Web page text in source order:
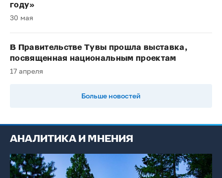
году»
30 мая
В Правительстве Тувы прошла выставка,
посвященная национальным проектам
17 апреля
Больше новостей
АНАЛИТИКА И МНЕНИЯ